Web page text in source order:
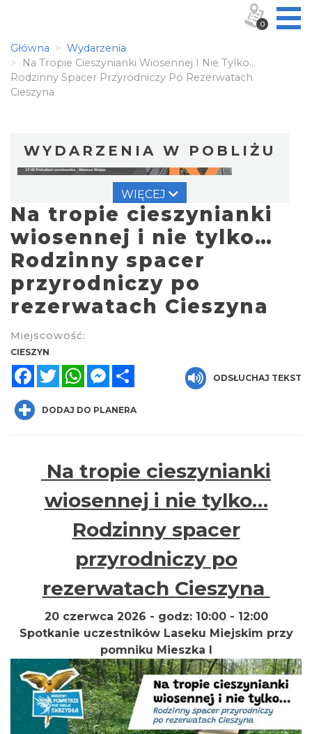
Główna
Wydarzenia
Na Tropie Cieszynianki Wiosennej I Nie Tylko…
Rodzinny Spacer Przyrodniczy Po Rezerwatach
Cieszyna
WYDARZENIA W POBLIŻU
Cieszyn
0.31 km
Koncert na głos i organy - Paweł Konik &
Maciej Zakrzewski
2026-09-06
0.31 km
WIĘCEJ
Na tropie cieszynianki
wiosennej i nie tylko…
Rodzinny spacer
przyrodniczy po
rezerwatach Cieszyna
Miejscowość:
CIESZYN
FacebookTwitterWhatsAppMessenger
ODSŁUCHAJ TEKST
DODAJ DO PLANERA
Na tropie cieszynianki
wiosennej i nie tylko…
Rodzinny spacer
przyrodniczy po
rezerwatach Cieszyna
20 czerwca 2026 - godz: 10:00 - 12:00
Spotkanie uczestników Laseku Miejskim przy
pomniku Mieszka I
0